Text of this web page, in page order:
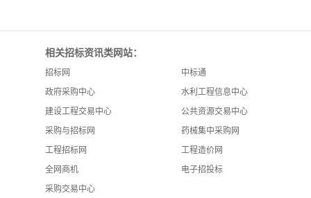
相关招标资讯类网站：
招标网
中标通
政府采购中心
水利工程信息中心
建设工程交易中心
公共资源交易中心
采购与招标网
药械集中采购网
工程招标网
工程造价网
全网商机
电子招投标
采购交易中心